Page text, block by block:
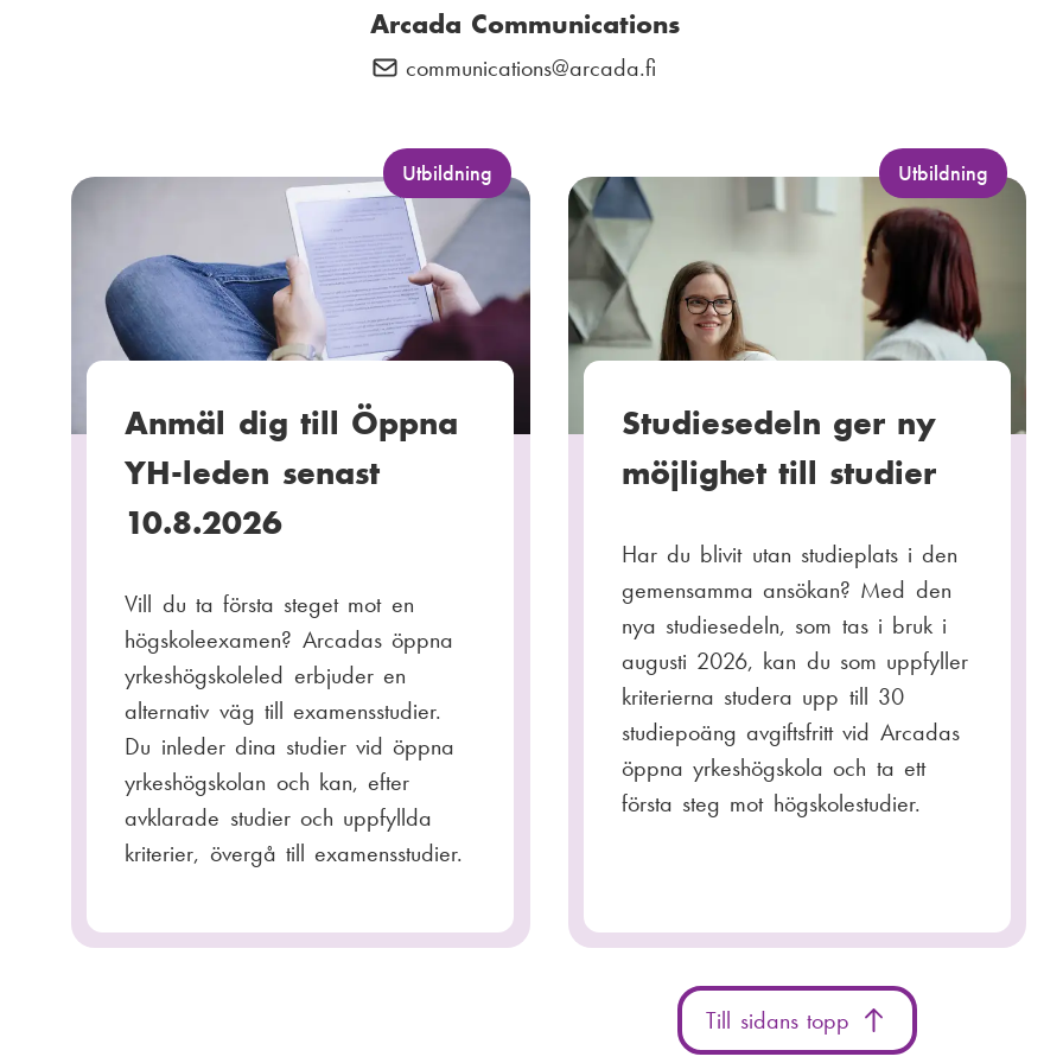
Arcada Communications
E
o
t
:
communications@arcada.fi
Anmäl dig till Öppna
YH-leden senast
10.8.2026
Vill du ta första steget mot en
högskoleexamen? Arcadas öppna
yrkeshögskoleled erbjuder en
alternativ väg till examensstudier.
Du inleder dina studier vid öppna
yrkeshögskolan och kan, efter
avklarade studier och uppfyllda
kriterier, övergå till examensstudier.
K
a
e
g
o
r
:
Utbildning
Studiesedeln ger ny
möjlighet till studier
Har du blivit utan studieplats i den
gemensamma ansökan? Med den
nya studiesedeln, som tas i bruk i
augusti 2026, kan du som uppfyller
kriterierna studera upp till 30
studiepoäng avgiftsfritt vid Arcadas
öppna yrkeshögskola och ta ett
första steg mot högskolestudier.
K
a
t
o
r
:
Utbildning
Till sidans topp